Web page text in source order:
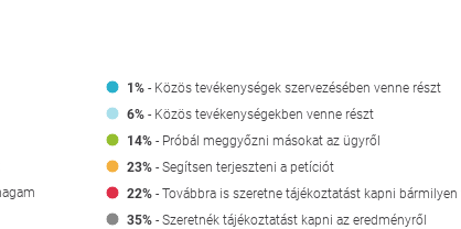
1% - Közös tevékenységek szervezésében venne részt
6% - Közös tevékenységekben venne részt
14% - Próbál meggyőzni másokat az ügyről
23% - Segítsen terjeszteni a petíciót
22% - Továbbra is szeretne tájékoztatást kapni bármilyen
35% - Szeretnék tájékoztatást kapni az eredményről